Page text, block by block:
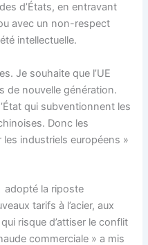
d’États, en entravant
avec un non-respect
intellectuelle.
Je souhaite que l’UE
de nouvelle génération.
qui subventionnent les
Donc les
industriels européens »
adopté la riposte
tarifs à l’acier, aux
risque d’attiser le conflit
commerciale » a mis